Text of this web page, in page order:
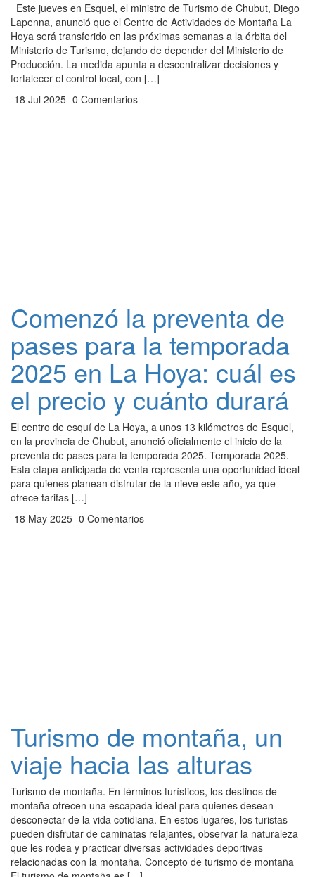
Este jueves en Esquel, el ministro de Turismo de Chubut, Diego
Lapenna, anunció que el Centro de Actividades de Montaña La
Hoya será transferido en las próximas semanas a la órbita del
Ministerio de Turismo, dejando de depender del Ministerio de
Producción. La medida apunta a descentralizar decisiones y
fortalecer el control local, con […]
18 Jul 2025 0 Comentarios
Comenzó la preventa de
pases para la temporada
2025 en La Hoya: cuál es
el precio y cuánto durará
El centro de esquí de La Hoya, a unos 13 kilómetros de Esquel,
en la provincia de Chubut, anunció oficialmente el inicio de la
preventa de pases para la temporada 2025. Temporada 2025.
Esta etapa anticipada de venta representa una oportunidad ideal
para quienes planean disfrutar de la nieve este año, ya que
ofrece tarifas […]
18 May 2025 0 Comentarios
Turismo de montaña, un
viaje hacia las alturas
Turismo de montaña. En términos turísticos, los destinos de
montaña ofrecen una escapada ideal para quienes desean
desconectar de la vida cotidiana. En estos lugares, los turistas
pueden disfrutar de caminatas relajantes, observar la naturaleza
que les rodea y practicar diversas actividades deportivas
relacionadas con la montaña. Concepto de turismo de montaña